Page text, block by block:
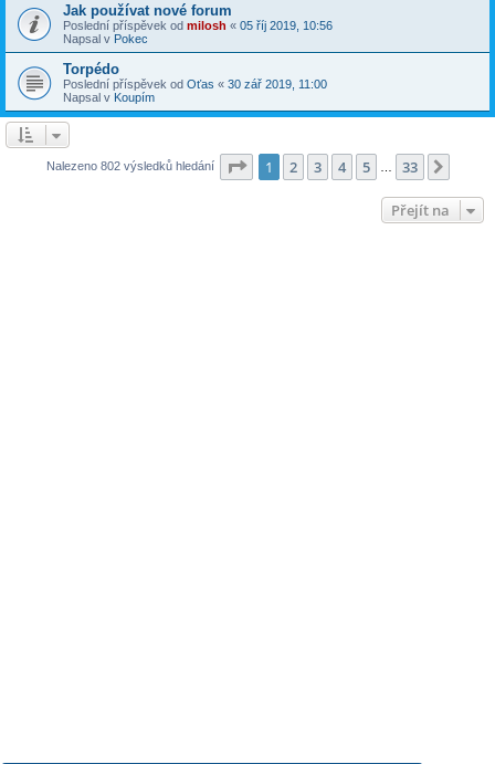
Jak používat nové forum
Poslední příspěvek od milosh « 05 říj 2019, 10:56
Napsal v Pokec
Torpédo
Poslední příspěvek od Oťas « 30 zář 2019, 11:00
Napsal v Koupím
Nalezeno 802 výsledků hledání Stránka z 33
1 2 3 4 5 33
Přejít na